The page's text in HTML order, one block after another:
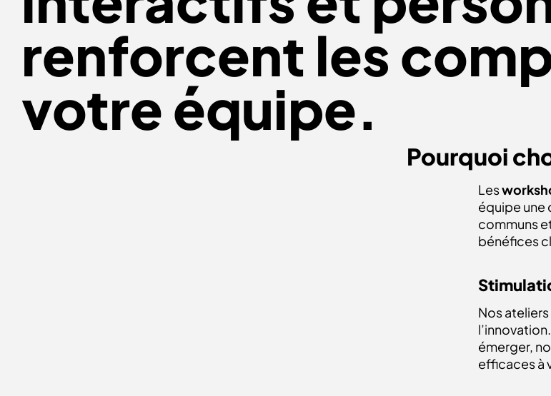
renforcent les
votre équipe.
Pourquoi
Les
équipe une
communs
bénéfices
Nos ateliers
émerger,
efficaces à